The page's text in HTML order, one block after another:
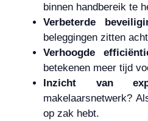
binnen handbereik te
Verbeterde
beleggingen zitten
Verhoogde
betekenen meer tijd
Inzicht van
makelaarsnetwerk?
op zak hebt.